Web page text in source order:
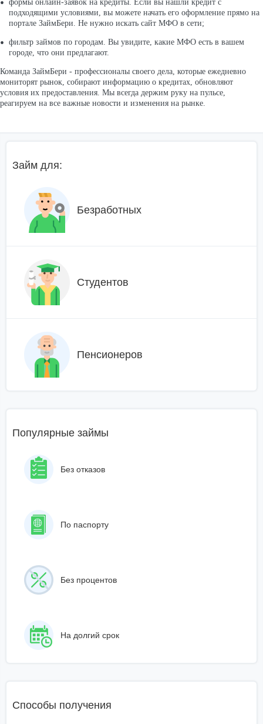
формы онлайн-заявок на кредиты. Если вы нашли кредит с
подходящими условиями, вы можете начать его оформление прямо на
портале ЗаймБери. Не нужно искать сайт МФО в сети;
фильтр займов по городам. Вы увидите, какие МФО есть в вашем
городе, что они предлагают.
Команда ЗаймБери - профессионалы своего дела, которые ежедневно
мониторят рынок, собирают информацию о кредитах, обновляют
условия их предоставления. Мы всегда держим руку на пульсе,
реагируем на все важные новости и изменения на рынке.
Займ для:
Безработных
Студентов
Пенсионеров
Популярные займы
Без отказов
По паспорту
Без процентов
На долгий срок
Способы получения